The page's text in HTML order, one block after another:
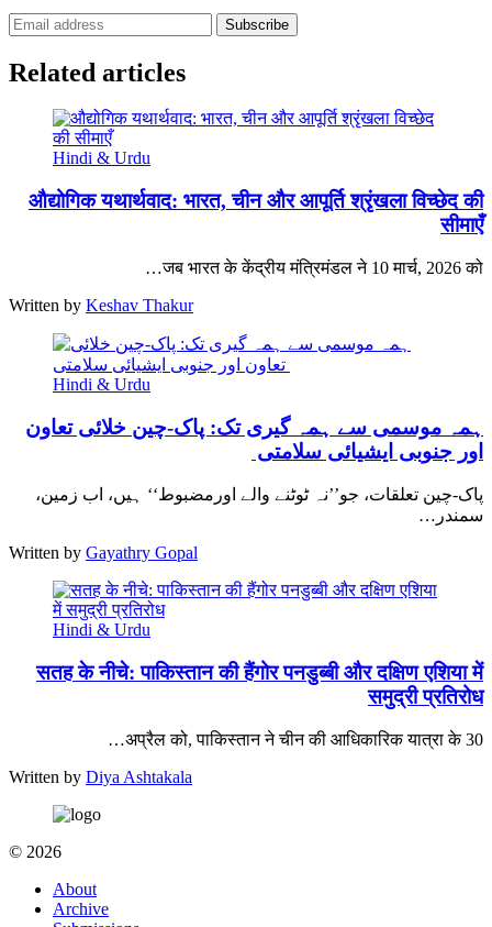
Subscribe
Related articles
Hindi & Urdu
औद्योगिक यथार्थवाद: भारत, चीन और आपूर्ति श्रृंखला विच्छेद की
सीमाएँ
जब भारत के केंद्रीय मंत्रिमंडल ने 10 मार्च, 2026 को…
Written by Keshav Thakur
Hindi & Urdu
ہمہ موسمی سے ہمہ گیری تک: پاک-چین خلائی تعاون
اور جنوبی ایشیائی سلامتی
پاک-چین تعلقات، جو’’نہ ٹوٹنے والے اورمضبوط‘‘ ہیں، اب زمین،
سمندر…
Written by Gayathry Gopal
Hindi & Urdu
सतह के नीचे: पाकिस्तान की हैंगोर पनडुब्बी और दक्षिण एशिया में
समुद्री प्रतिरोध
30 अप्रैल को, पाकिस्तान ने चीन की आधिकारिक यात्रा के…
Written by Diya Ashtakala
© 2026
About
Archive